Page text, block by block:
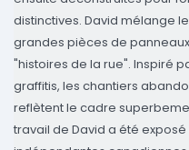
distinctives. David mélange
grandes pièces de
"histoires de la rue". Inspiré
graffitis, les chantiers
reflètent le cadre
travail de David a été